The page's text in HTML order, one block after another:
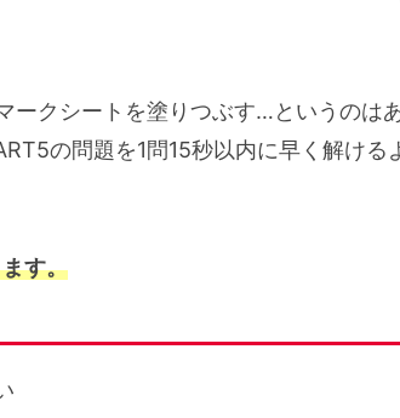
ークシートを塗りつぶす…というのは
の問題を1問15秒以内に早く解ける
す。